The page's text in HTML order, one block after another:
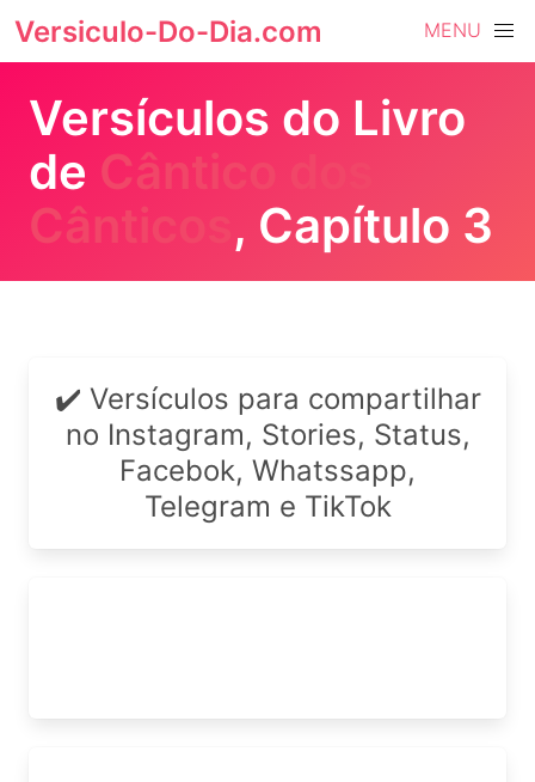
Versiculo-Do-Dia.com MENU
Versículos do Livro
de Cântico dos
Cânticos , Capítulo 3
✔️ Versículos para compartilhar
no Instagram, Stories, Status,
Facebok, Whatssapp,
Telegram e TikTok